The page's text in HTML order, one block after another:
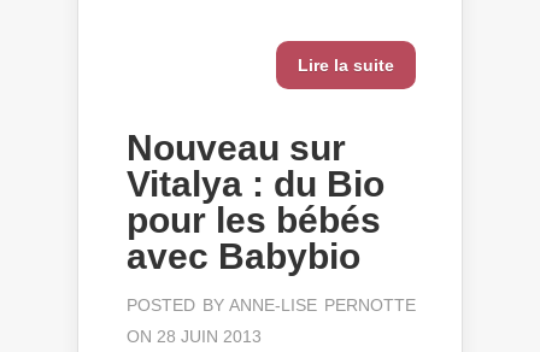
Lire la suite
Nouveau sur
Vitalya : du Bio
pour les bébés
avec Babybio
POSTED BYANNE-LISE PERNOTTE
ON 28 JUIN 2013